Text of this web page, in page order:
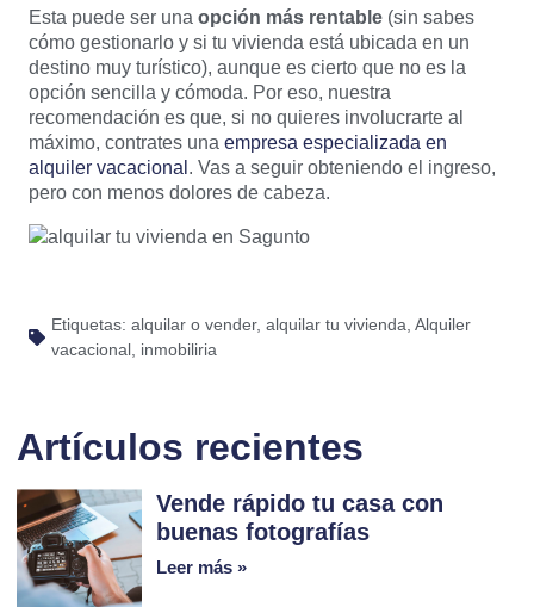
Esta puede ser una opción más rentable (sin sabes
cómo gestionarlo y si tu vivienda está ubicada en un
destino muy turístico), aunque es cierto que no es la
opción sencilla y cómoda. Por eso, nuestra
recomendación es que, si no quieres involucrarte al
máximo, contrates una empresa especializada en
alquiler vacacional . Vas a seguir obteniendo el ingreso,
pero con menos dolores de cabeza.
Etiquetas: alquilar o vender, alquilar tu vivienda Alquiler
vacacional inmobiliria
Artículos recientes
Vende rápido tu casa con
buenas fotografías
Leer más »